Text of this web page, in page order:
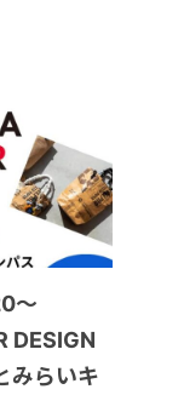
～
DESIGN
みらいキ